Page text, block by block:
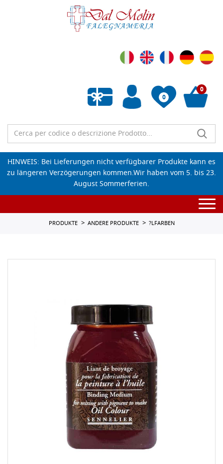
0
Wunschliste leeren
0
HINWEIS: Bei Lieferungen nicht verfügbarer Produkte kann es
zu längeren Verzögerungen kommen.Wir haben vom 5. bis 23.
August Sommerferien.
PRODUKTE ANDERE PRODUKTE ?LFARBEN